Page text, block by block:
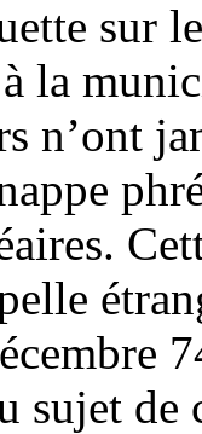
sur
la
n’ont
sujet